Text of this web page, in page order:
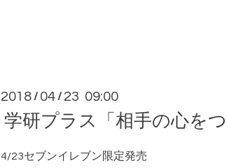
2018 / 04 / 23 09:00
学研プラス「相手の心を
4/23セブンイレブン限定発売